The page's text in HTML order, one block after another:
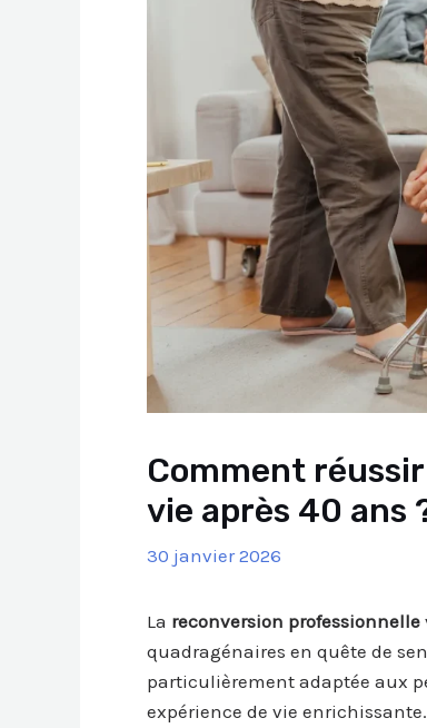
Comment
vie après 40 ans
30 janvier 2026
La reconversion professionnelle
quadragénaires en quête de
particulièrement adaptée aux
expérience de vie